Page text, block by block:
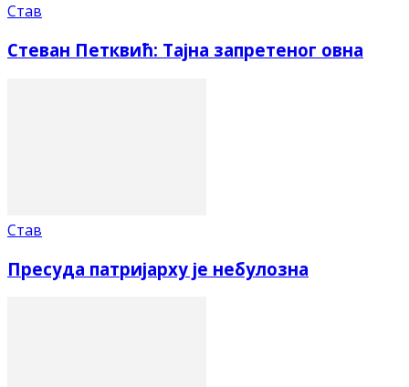
Став
Стеван Петквић: Тајна запретеног овна
Став
Пресуда патријарху је небулозна